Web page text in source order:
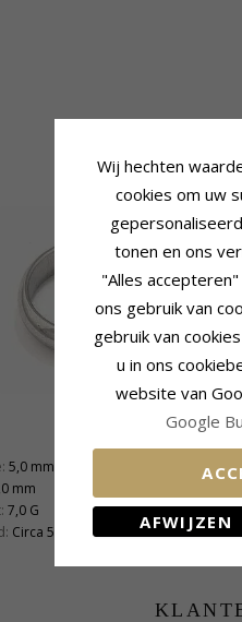
5,0 mm
mm
7,0 G
Circa 5 Weken
Wij hechten
cookies om uw
tonen en ons
"Alles
ons gebruik van
gebruik van
u in ons
website van
Google
AFWIJZEN